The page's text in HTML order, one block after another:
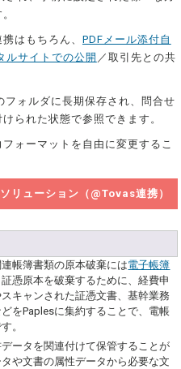
はもちろん、 PDFメール添付自
ルサイトでの公開 ／取引先との共
ォルダに長期保存され、問合せ
られた状態で参照できます。
ォーマットを自由に変更するこ
リューション（@Tovas連携）
帳簿書類の原本破棄には電子帳簿
憑原本を破棄するために、経費申
キャンされた証憑文書、基幹業務
をPaplesに集約することで、電帳
。
ータを関連付けて保管することが
や文書の属性データから必要な文